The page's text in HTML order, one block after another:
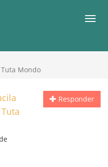
Mondo
Responder